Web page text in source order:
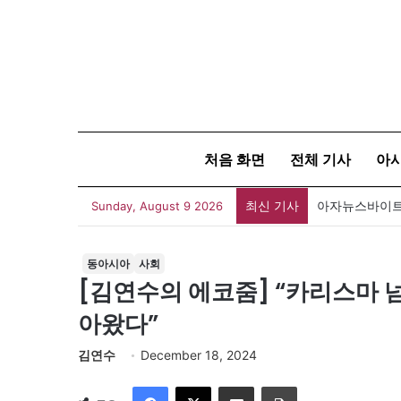
처음 화면 전체 기사 아
Sunday, August 9 2026 최신 기사 아자뉴스바이
동아시아 사회
[김연수의 에코줌] “카리스마
아왔다”
김연수 December 18, 2024
이메일